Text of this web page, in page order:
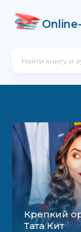
Крепкий
Тата Кит